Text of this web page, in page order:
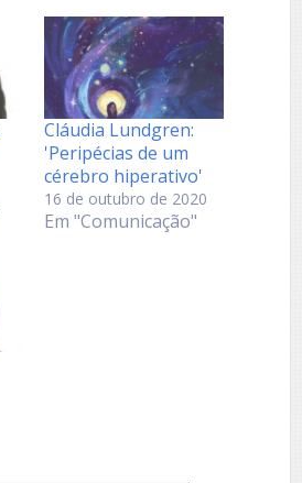
Cláudia Lundgren:
'Peripécias de um
cérebro hiperativo'
16 de outubro de 2020
Em "Comunicação"